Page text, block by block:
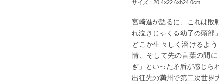
サイズ：20.4×22.6×h24.0cm
宮崎進が語るに、これは敗
れ泣きじゃくる幼子の頭部
どこか生々しく溶けるよ
情、そして先の言葉の間
ぎ」といった矛盾が感じら
出征先の満州で第二次世界